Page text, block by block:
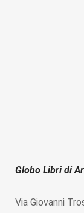
Globo Libri di
Via Giovanni